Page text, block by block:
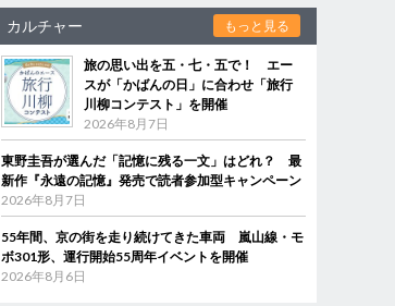
カルチャー もっと見る
旅の思い出を五・七・五で！ エー
スが「かばんの日」に合わせ「旅行
川柳コンテスト」を開催
2026年8月7日
東野圭吾が選んだ「記憶に残る一文」はどれ？ 最
新作『永遠の記憶』発売で読者参加型キャンペーン
2026年8月7日
55年間、京の街を走り続けてきた車両 嵐山線・モ
ボ301形、運行開始55周年イベントを開催
2026年8月6日